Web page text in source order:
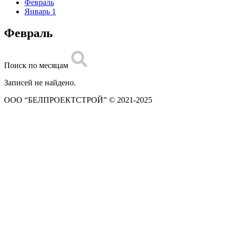
Февраль
Январь 1
Февраль
Поиск по месяцам
Записей не найдено.
ООО “БЕЛПРОЕКТСТРОЙ” © 2021-2025